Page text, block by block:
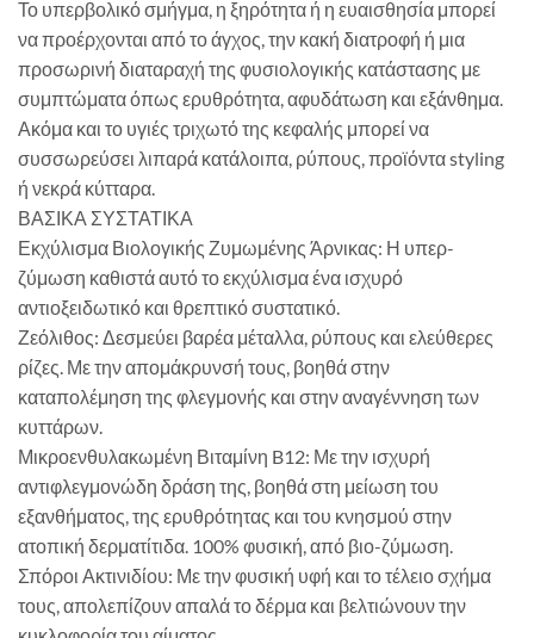
Το υπερβολικό σμήγμα, η ξηρότητα ή η ευαισθησία μπορεί
να προέρχονται από το άγχος, την κακή διατροφή ή μια
προσωρινή διαταραχή της φυσιολογικής κατάστασης με
συμπτώματα όπως ερυθρότητα, αφυδάτωση και εξάνθημα.
Ακόμα και το υγιές τριχωτό της κεφαλής μπορεί να
συσσωρεύσει λιπαρά κατάλοιπα, ρύπους, προϊόντα styling
ή νεκρά κύτταρα.
ΒΑΣΙΚΑ ΣΥΣΤΑΤΙΚΑ
Εκχύλισμα Βιολογικής Ζυμωμένης Άρνικας: Η υπερ-
ζύμωση καθιστά αυτό το εκχύλισμα ένα ισχυρό
αντιοξειδωτικό και θρεπτικό συστατικό.
Ζεόλιθος: Δεσμεύει βαρέα μέταλλα, ρύπους και ελεύθερες
ρίζες. Με την απομάκρυνσή τους, βοηθά στην
καταπολέμηση της φλεγμονής και στην αναγέννηση των
κυττάρων.
Μικροενθυλακωμένη Βιταμίνη B12: Με την ισχυρή
αντιφλεγμονώδη δράση της, βοηθά στη μείωση του
εξανθήματος, της ερυθρότητας και του κνησμού στην
ατοπική δερματίτιδα. 100% φυσική, από βιο-ζύμωση.
Σπόροι Ακτινιδίου: Με την φυσική υφή και το τέλειο σχήμα
τους, απολεπίζουν απαλά το δέρμα και βελτιώνουν την